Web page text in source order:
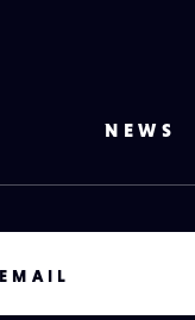
NEWS